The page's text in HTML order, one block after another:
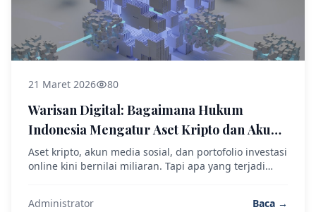
21 Maret 2026 80
Warisan Digital: Bagaimana Hukum
Indonesia Mengatur Aset Kripto dan Akun
Media Sosial?
Aset kripto, akun media sosial, dan portofolio investasi
online kini bernilai miliaran. Tapi apa yang terjadi
Administrator Baca →